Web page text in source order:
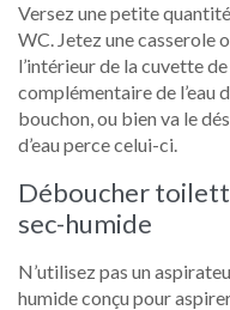
Versez une petite
WC. Jetez une casserole
l’intérieur de la cuvette
complémentaire de l’eau
bouchon, ou bien va le
d’eau perce celui-ci.
Déboucher
sec-humide
N’utilisez pas un
humide conçu pour